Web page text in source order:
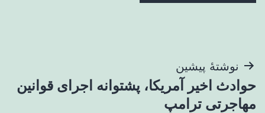
راهبری
نوشته
نوشتهٔ پیشین
حوادث اخیر آمریکا، پشتوانه اجرای قوانین
مهاجرتی ترامپ